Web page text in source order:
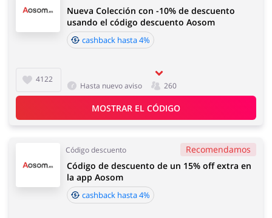
4122
Nueva Colección con -10% de descuento
usando el código descuento Aosom
cashback hasta 4%
Hasta nuevo aviso 260
MOSTRAR EL CÓDIGO
Código descuento Recomendamos
Código de descuento de un 15% off extra en
la app Aosom
cashback hasta 4%